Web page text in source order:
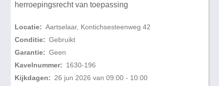
herroepingsrecht van toepassing
Locatie: Aartselaar, Kontichsesteenweg 42
Conditie: Gebruikt
Garantie: Geen
Kavelnummer: 1630-196
Kijkdagen: 26 jun 2026 van 09:00 - 10:00